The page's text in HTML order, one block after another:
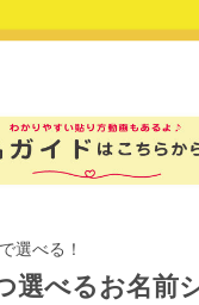
選べる！
選べるお名前